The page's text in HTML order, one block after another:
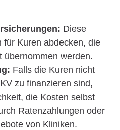
Diese
für Kuren abdecken, die
übernommen werden.
Falls die Kuren nicht
zu finanzieren sind,
die Kosten selbst
Ratenzahlungen oder
von Kliniken.